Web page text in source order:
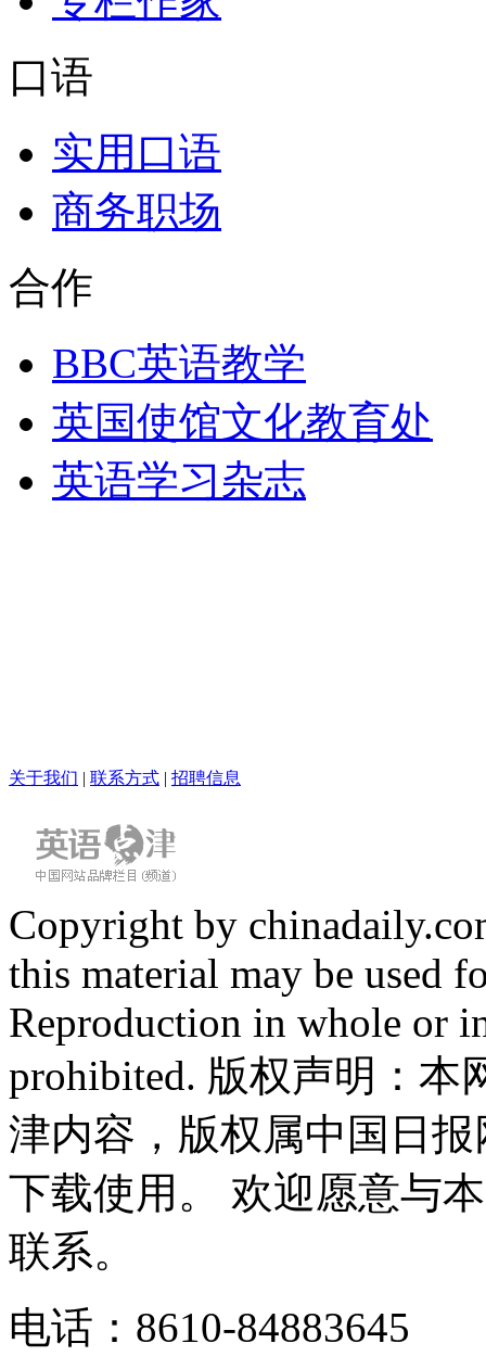
口语
实用口语
商务职场
合作
BBC英语教学
英国使馆文化教育处
英语学习杂志
关于我们 | 联系方式 | 招聘信息
Copyright by
this material may be used
Reproduction in whole or
prohibited. 版权声明：
津内容，版权属中国日
下载使用。 欢迎愿意与
联系。
电话：8610-84883645